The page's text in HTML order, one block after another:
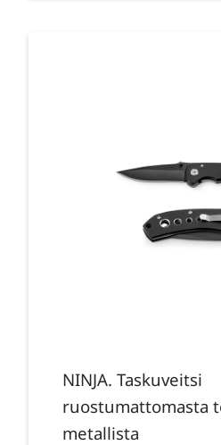
NINJA. Taskuveitsi
ruostumattomasta
metallista